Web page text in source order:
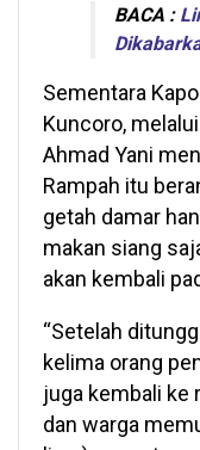
BACA :
Sementara
Kuncoro,
Ahmad Yani
Rampah itu
getah damar
makan siang
akan kembali
“Setelah
kelima orang
juga kembali ke
dan warga